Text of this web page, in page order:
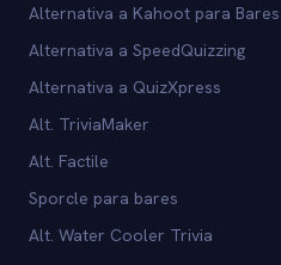
Alternativa a Kahoot para Bares
Alternativa a SpeedQuizzing
Alternativa a QuizXpress
Alt. TriviaMaker
Alt. Factile
Sporcle para bares
Alt. Water Cooler Trivia